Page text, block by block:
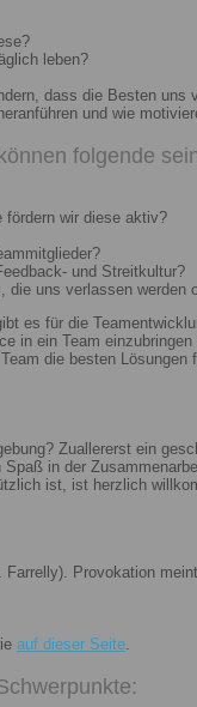
leben?
dass die Besten uns
und wie
folgende
fördern wir diese aktiv?
und Streitkultur?
uns verlassen
es für die
ein Team
die besten
Zuallererst ein
in der
ist, ist herzlich
Provokation
auf dieser Seite.